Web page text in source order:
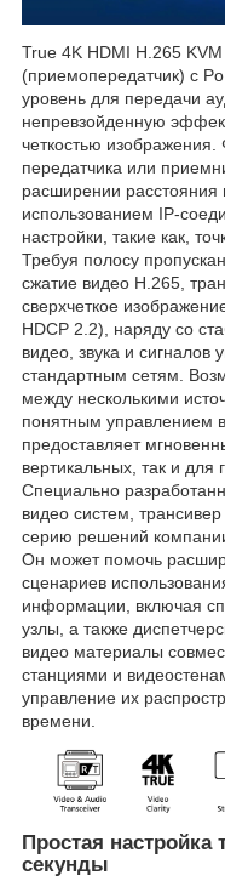
True 4K HDMI H.265
(приемопередатчик) с
уровень для передачи
непревзойденную
четкостью изображения.
передатчика или
расширении расстояния
использованием IP-
настройки, такие как,
Требуя полосу
сжатие видео H.265,
сверхчеткое
HDCP 2.2), наряду со
видео, звука и сигналов
стандартным сетям.
между несколькими
понятным управлением
предоставляет
вертикальных, так и для
Специально
видео систем,
серию решений
Он может помочь
сценариев
информации, включая
узлы, а также
видео материалы
станциями и
управление их
времени.
Простая настройка
секунды